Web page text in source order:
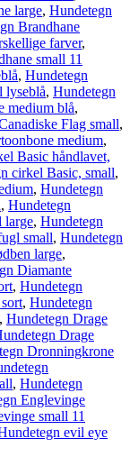
large, Hundetegn
Brandhane
farver,
small 11
, Hundetegn
lyseblå, Hundetegn
medium blå,
Flag small,
medium,
Basic håndlavet,
cirkel Basic, small,
, Hundetegn
, Hundetegn
large, Hundetegn
small, Hundetegn
large,
Diamante
, Hundetegn
, Hundetegn
, Hundetegn Drage
Drage
Dronningkrone
, Hundetegn
Englevinge
small 11
evil eye